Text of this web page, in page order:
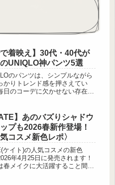
で着映え】30代・40代が
UNIQLO神パンツ5選
のパンツは、シンプルながら
かりトレンド感を押さえてい
日のコーデに欠かせない存在。
！どれも30代・40代の大人女子
たりな優秀アイテムばかり♡穿
さ・美シルエット・着回し力、
そろった優秀パンツを今すぐチ
！ハリのある質感で綺麗めに仕
上とボ
ムのあるワイドストレートシ...
】あのバズりシャドウ
プも2026春新作登場！
気コスメ新色レポ〉
ケイト)の人気コスメの新色
年4月25日に発売されます！
春メイクに大活躍すること間違